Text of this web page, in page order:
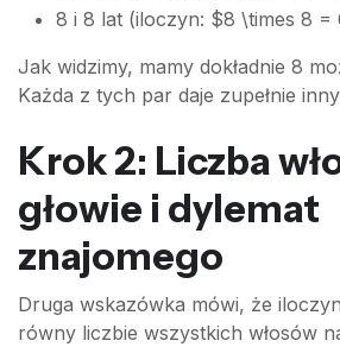
8 i 8 lat (iloczyn: $8 \times 8 =
Jak widzimy, mamy dokładnie 8
Każda z tych par daje zupełnie
Krok 2: Liczba
głowie i dylemat
znajomego
Druga wskazówka mówi, że
równy liczbie wszystkich włosów